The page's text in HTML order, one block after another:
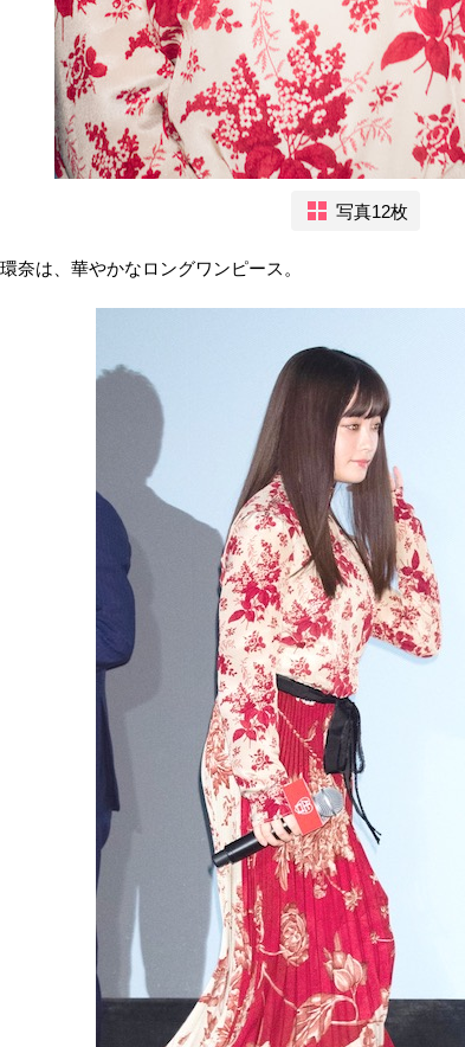
写真12枚
奈は、華やかなロングワンピース。